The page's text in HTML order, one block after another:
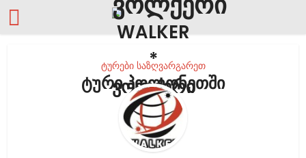
ტურები საზღვარგარეთ
ტური პოლონეთში